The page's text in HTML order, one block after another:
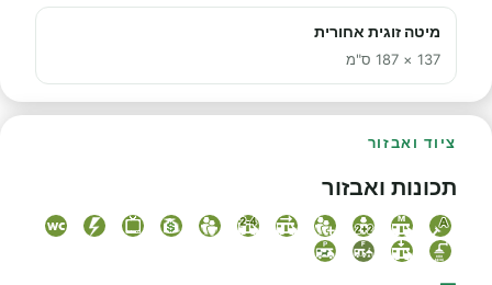
מיטה זוגית אחורית
137 × 187 ס"מ
ציוד ואבזור
תכונות ואבזור